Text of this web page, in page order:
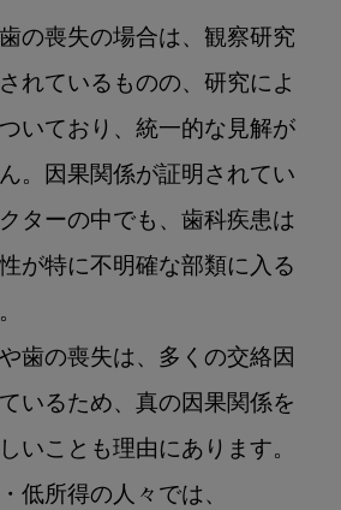
の喪失の場合は、観察研究
れているものの、研究によ
いており、統一的な見解が
。因果関係が証明されてい
ターの中でも、歯科疾患は
が特に不明確な部類に入る
歯の喪失は、多くの交絡因
いるため、真の因果関係を
いことも理由にあります。
低所得の人々では、